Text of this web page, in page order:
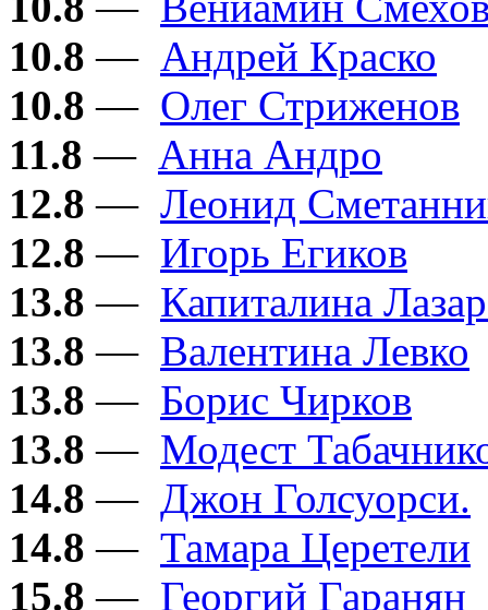
10.8 — Андрей Краско
10.8 — Олег Стриженов
11.8 — Анна Андро
12.8 — Леонид
12.8 — Игорь Егиков
13.8 — Капиталина
13.8 — Валентина Левко
13.8 — Борис Чирков
13.8 — Модест
14.8 — Джон Голсуорси.
14.8 — Тамара Церетели
15.8 — Георгий Гаранян